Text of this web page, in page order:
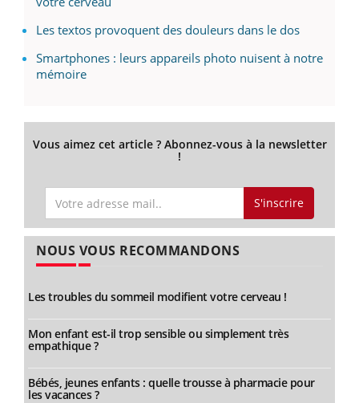
Les textos provoquent des douleurs dans le dos
Smartphones : leurs appareils photo nuisent à notre
mémoire
Vous aimez cet article ? Abonnez-vous à la newsletter
!
S'inscrire
NOUS VOUS RECOMMANDONS
Les troubles du sommeil modifient votre cerveau !
Mon enfant est-il trop sensible ou simplement très
empathique ?
Bébés, jeunes enfants : quelle trousse à pharmacie pour
les vacances ?